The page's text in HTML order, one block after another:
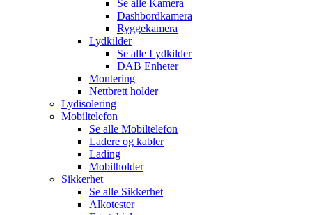
Se alle Kamera
Dashbordkamera
Ryggekamera
Lydkilder
Se alle Lydkilder
DAB Enheter
Montering
Nettbrett holder
Lydisolering
Mobiltelefon
Se alle Mobiltelefon
Ladere og kabler
Lading
Mobilholder
Sikkerhet
Se alle Sikkerhet
Alkotester